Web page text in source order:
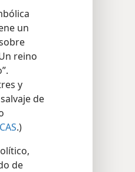
un
reino
y
de
.)
de